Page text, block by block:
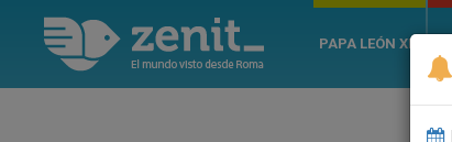
PAPA LEÓN XIV